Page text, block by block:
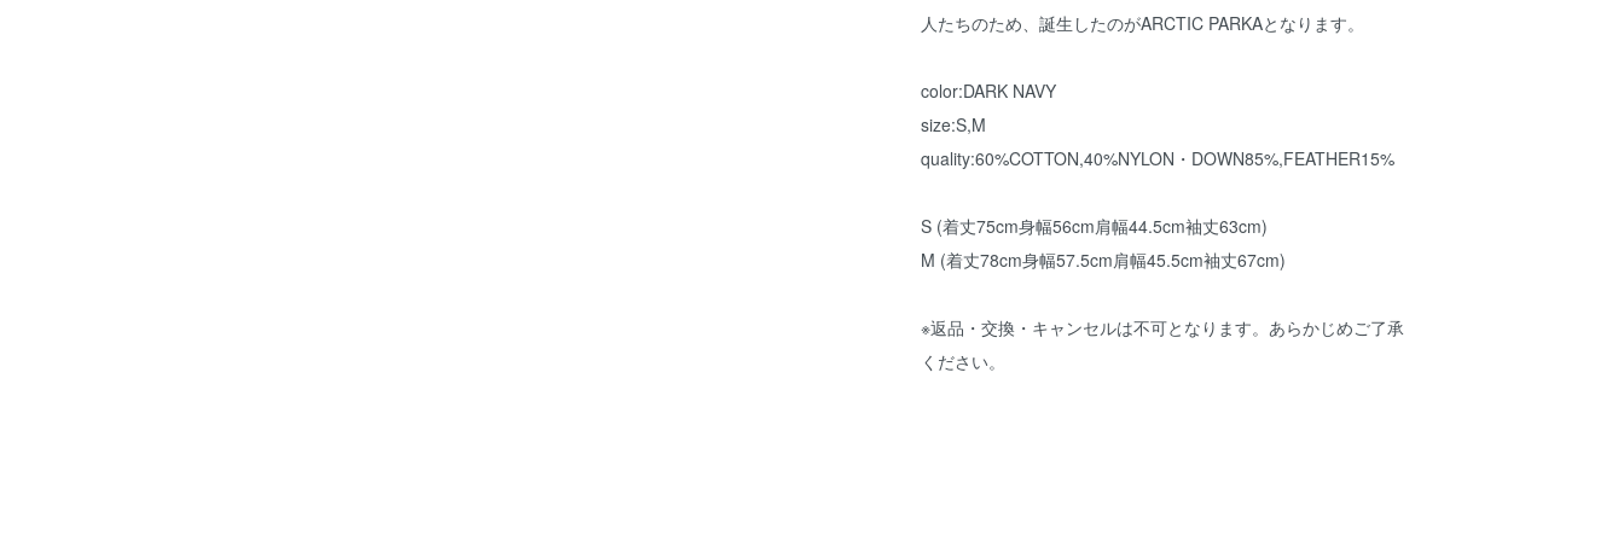
人たちのため、誕生したのがARCTIC PARKAとなります。
color:DARK NAVY
size:S,M
quality:60%COTTON,40%NYLON・DOWN85%,FEATHER15%
S (着丈75cm身幅56cm肩幅44.5cm袖丈63cm)
M (着丈78cm身幅57.5cm肩幅45.5cm袖丈67cm)
※返品・交換・キャンセルは不可となります。あらかじめご了承
ください。